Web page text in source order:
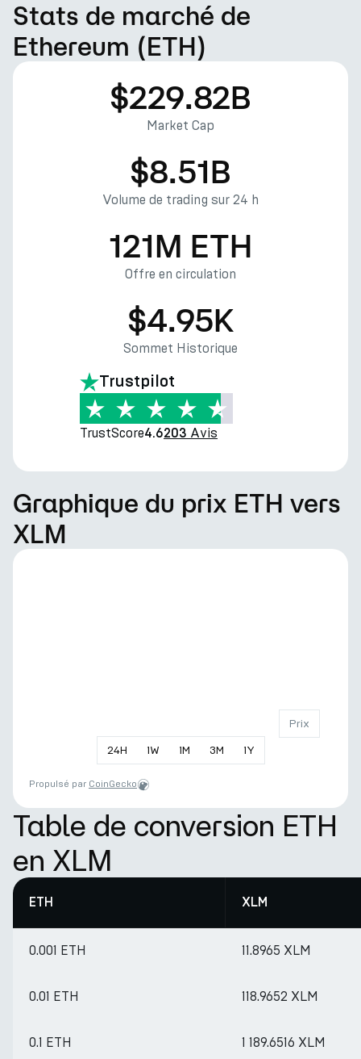
Stats de marché de
Ethereum (ETH)
$229.82B
Market Cap
$8.51B
Volume de trading sur 24 h
121M ETH
Offre en circulation
$4.95K
Sommet Historique
Trustpilot
TrustScore4.6203 Avis
Graphique du prix ETH vers
XLM
24H 1W 1M 3M 1Y
Prix
Propulsé par CoinGecko
Table de conversion ETH
en XLM
ETH XLM
0.001 ETH 11.8965 XLM
0.01 ETH 118.9652 XLM
0.1 ETH 1 189.6516 XLM